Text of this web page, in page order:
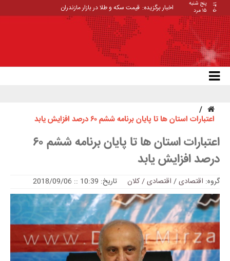
۱۴۰۵
پنج شنبه
۱۵ مرد
اخبار برگزیده: قیمت سکه و طلا در بازار مازندران
اعتبارات استان ها تا پایان برنامه ششم ۶۰ درصد افزایش یابد
اعتبارات استان ها تا پایان برنامه ششم ۶۰
درصد افزایش یابد
گروه: اقتصادی/ اقتصادی / کلان تاریخ: 10:39 :: 2018/09/06